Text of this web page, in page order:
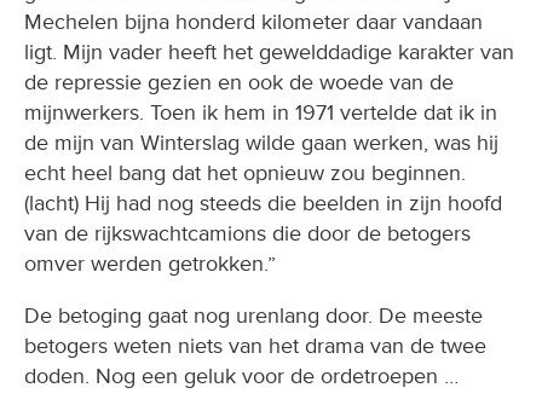
Mechelen bijna honderd kilometer daar vandaan
ligt. Mijn vader heeft het gewelddadige karakter van
de repressie gezien en ook de woede van de
mijnwerkers. Toen ik hem in 1971 vertelde dat ik in
de mijn van Winterslag wilde gaan werken, was hij
echt heel bang dat het opnieuw zou beginnen.
(lacht) Hij had nog steeds die beelden in zijn hoofd
van de rijkswachtcamions die door de betogers
omver werden getrokken.”
De betoging gaat nog urenlang door. De meeste
betogers weten niets van het drama van de twee
doden. Nog een geluk voor de ordetroepen …